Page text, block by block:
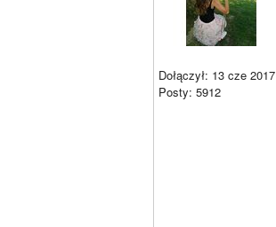
Dołączył: 13 cze 2017
Posty: 5912